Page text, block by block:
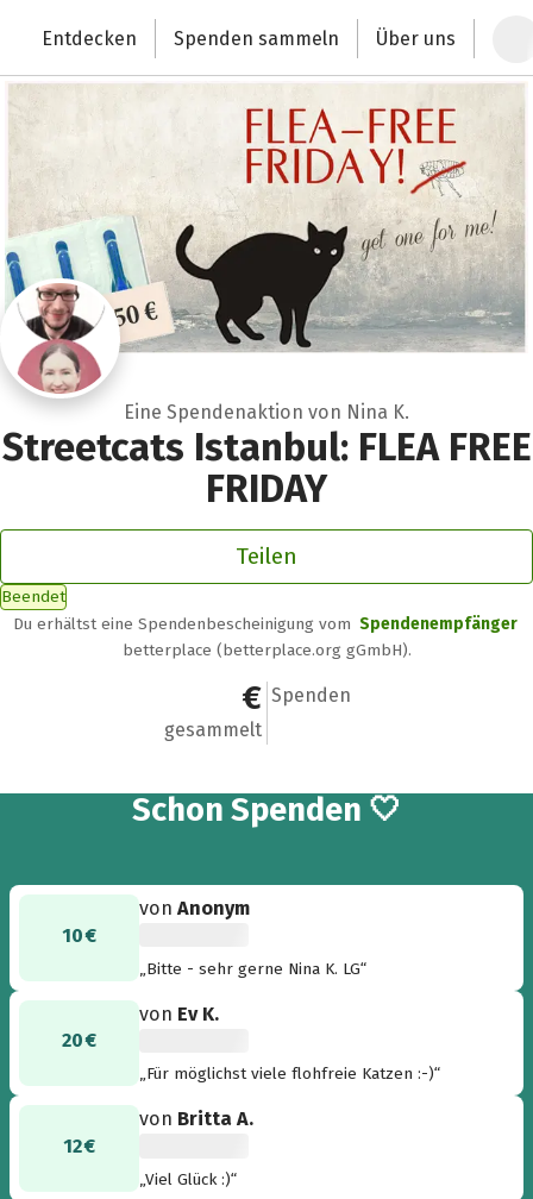
Deutschlands größte Spendenplattform
Entdecken Spenden sammeln Über uns
Eine Spendenaktion von Nina K.
Streetcats Istanbul: FLEA FREE
FRIDAY
Teilen
Beendet
Du erhältst eine Spendenbescheinigung vom Spendenempfänger
betterplace (betterplace.org gGmbH).
67 €
gesammelt
6
Spenden
Schon 6
Spenden 🤍
10 €
vonAnonym
„Bitte - sehr gerne Nina K. LG“
20 €
von Ev K.
„Für möglichst viele flohfreie Katzen :-)“
12 €
von Britta A.
„Viel Glück :)“